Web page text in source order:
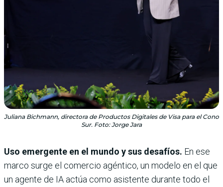
Juliana Bichmann, directora de Productos Digitales de Visa para el Cono
Sur. Foto: Jorge Jara
Uso emergente en el mundo y sus desafíos. En ese
marco surge el comercio agéntico, un modelo en el que
un agente de IA actúa como asistente durante todo el